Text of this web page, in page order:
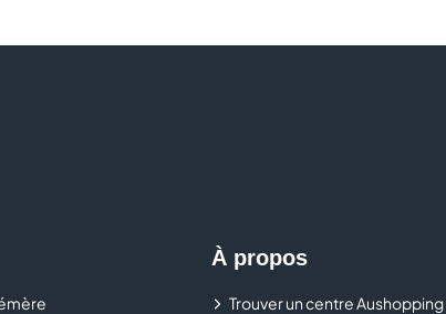
chez Auchan Drive de votre centre
À propos
Trouver un centre Aushopping